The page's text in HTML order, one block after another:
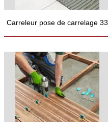
Carreleur pose de carrelage 33